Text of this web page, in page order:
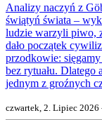
Analizy naczyń z
świątyń świata –
ludzie warzyli piwo,
dało początek
przodkowie:
bez rytuału. Dlatego
jednym z groźnych
czwartek, 2. Lipiec 2026